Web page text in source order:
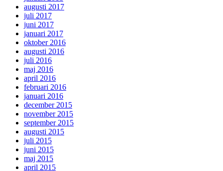
augusti 2017
juli 2017
juni 2017
januari 2017
oktober 2016
augusti 2016
juli 2016
maj 2016
april 2016
februari 2016
januari 2016
december 2015
november 2015
september 2015
augusti 2015
juli 2015
juni 2015
maj 2015
april 2015